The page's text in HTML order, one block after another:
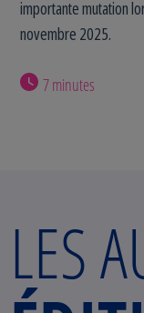
importante mutation
novembre 2025.
7 minutes
LES